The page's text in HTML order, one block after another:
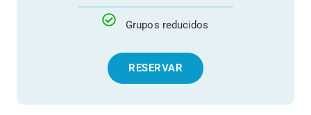
Grupos reducidos
RESERVAR